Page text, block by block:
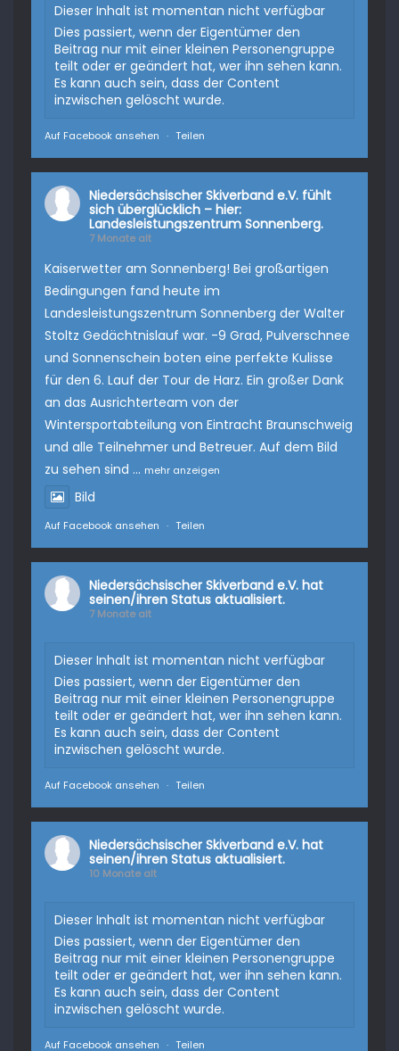
Dieser Inhalt ist momentan nicht verfügbar
Dies passiert, wenn der Eigentümer den
Beitrag nur mit einer kleinen Personengruppe
teilt oder er geändert hat, wer ihn sehen kann.
Es kann auch sein, dass der Content
inzwischen gelöscht wurde.
Auf Facebook ansehen · Teilen
Niedersächsischer Skiverband e.V. fühlt
sich überglücklich – hier:
Landesleistungszentrum Sonnenberg.
7 Monate alt
Kaiserwetter am Sonnenberg! Bei großartigen
Bedingungen fand heute im
Landesleistungszentrum Sonnenberg der Walter
Stoltz Gedächtnislauf war. -9 Grad, Pulverschnee
und Sonnenschein boten eine perfekte Kulisse
für den 6. Lauf der Tour de Harz. Ein großer Dank
an das Ausrichterteam von der
Wintersportabteilung vonEintracht Braunschweig
und alle Teilnehmer und Betreuer. Auf dem Bild
zu sehen sind ... mehr anzeigen
Bild
Auf Facebook ansehen · Teilen
Niedersächsischer Skiverband e.V. hat
seinen/ihren Status aktualisiert.
7 Monate alt
Dieser Inhalt ist momentan nicht verfügbar
Dies passiert, wenn der Eigentümer den
Beitrag nur mit einer kleinen Personengruppe
teilt oder er geändert hat, wer ihn sehen kann.
Es kann auch sein, dass der Content
inzwischen gelöscht wurde.
Auf Facebook ansehen · Teilen
Niedersächsischer Skiverband e.V. hat
seinen/ihren Status aktualisiert.
10 Monate alt
Dieser Inhalt ist momentan nicht verfügbar
Dies passiert, wenn der Eigentümer den
Beitrag nur mit einer kleinen Personengruppe
teilt oder er geändert hat, wer ihn sehen kann.
Es kann auch sein, dass der Content
inzwischen gelöscht wurde.
Auf Facebook ansehen · Teilen